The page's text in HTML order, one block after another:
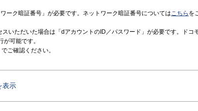
ーク暗証番号」が必要です。ネットワーク暗証番号についてはこちら を
いただいた場合は「dアカウントのID／パスワード」が必要です。ドコ
可能です。
でご確認ください。
表示